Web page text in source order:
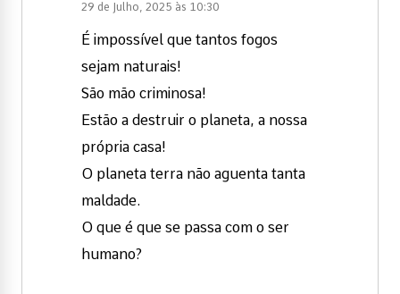
29 de Julho, 2025 às 10:30
É impossível que tantos fogos
sejam naturais!
São mão criminosa!
Estão a destruir o planeta, a nossa
própria casa!
O planeta terra não aguenta tanta
maldade.
O que é que se passa com o ser
humano?